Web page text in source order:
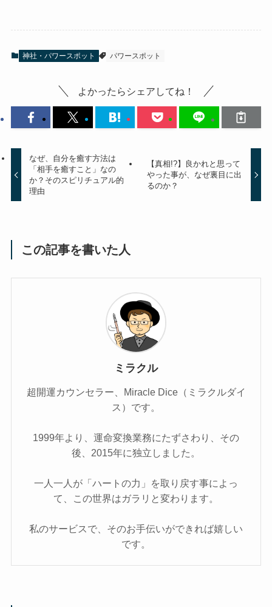
神社・パワースポット パワースポット
よかったらシェアしてね！
なぜ、自分を癒す方法は
「相手を癒すこと」なの
か？そのスピリチュアル的
理由
【真相!?】良かれと思って
やった事が、なぜ裏目に出
るのか？
この記事を書いた人
ミラクル
超開運カウンセラー、Miracle Dice（ミラクルダイ
ス）です。
1999年より、運命変換業務にたずさわり、その
後、2015年に独立しました。
一人一人が「ハートの力」を取り戻す事によっ
て、この世界はガラリと変わります。
私のサービスで、そのお手伝いができれば嬉しい
です。